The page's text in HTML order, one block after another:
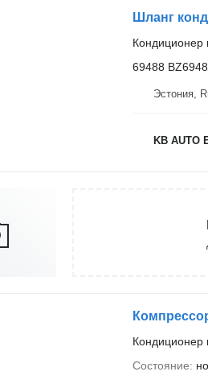
Кондиционер
69488
Эстония,
KB AUTO
Кондиционер
Состояние